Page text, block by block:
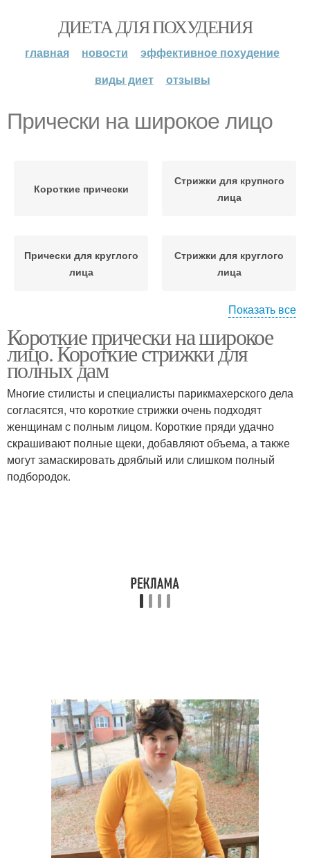
ДИЕТА ДЛЯ ПОХУДЕНИЯ
главная новости
эффективное похудение
виды диет
отзывы
Прически на широкое лицо
Короткие прически
Стрижки для крупного
лица
Прически для круглого
лица
Стрижки для круглого
лица
Лица без укладки
подбородка
Стрижки для широкого
лица
Мужские прически
Стрижка для широкого
Показать все
Короткие прически на широкое
лицо. Короткие стрижки для
полных дам
Многие стилисты и специалисты парикмахерского дела
согласятся, что короткие стрижки очень подходят
женщинам с полным лицом. Короткие пряди удачно
скрашивают полные щеки, добавляют объема, а также
могут замаскировать дряблый или слишком полный
подбородок.